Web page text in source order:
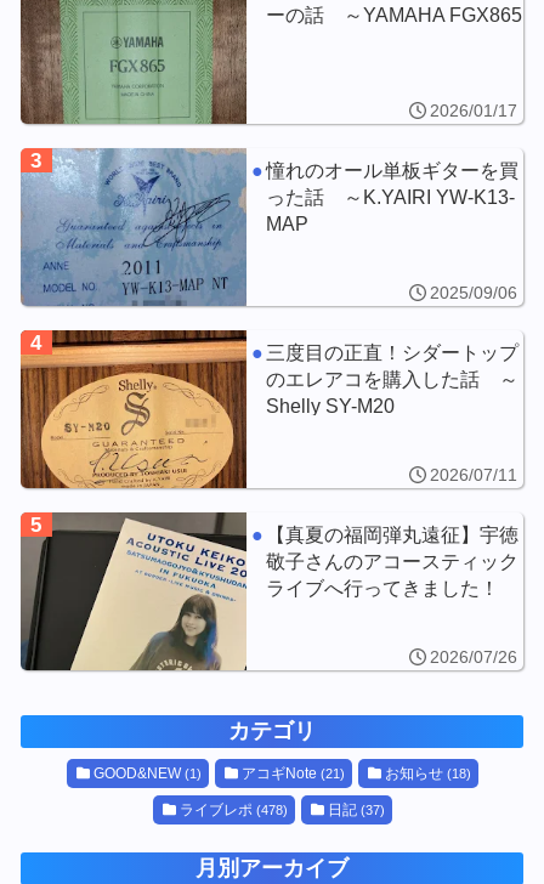
ーの話 ～YAMAHA FGX865
2026/01/17
3
憧れのオール単板ギターを買
った話 ～K.YAIRI YW-K13-
MAP
2025/09/06
4
三度目の正直！シダートップ
のエレアコを購入した話 ～
Shelly SY-M20
2026/07/11
5
【真夏の福岡弾丸遠征】宇徳
敬子さんのアコースティック
ライブへ行ってきました！
2026/07/26
カテゴリ
GOOD&NEW (1) アコギNote (21) お知らせ (18)
ライブレポ (478) 日記 (37)
月別アーカイブ